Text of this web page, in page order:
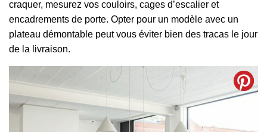
craquer, mesurez vos couloirs, cages d’escalier et
encadrements de porte. Opter pour un modèle avec un
plateau démontable peut vous éviter bien des tracas le jour
de la livraison.